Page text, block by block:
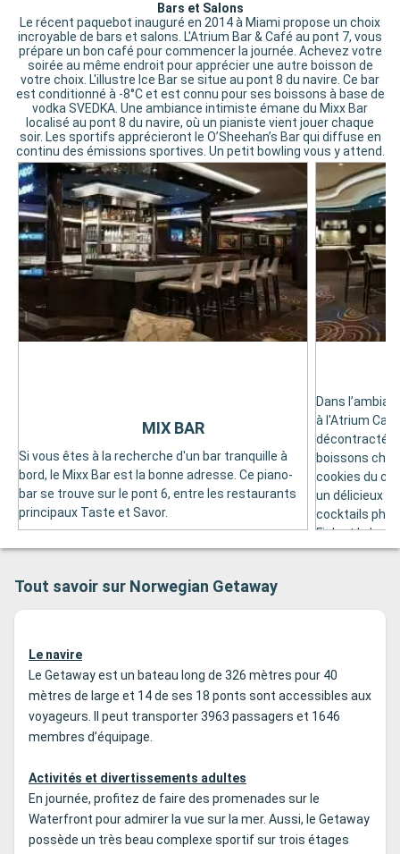
Bars et Salons
Le récent paquebot inauguré en 2014 à Miami propose un choix
incroyable de bars et salons. L'Atrium Bar & Café au pont 7, vous
prépare un bon café pour commencer la journée. Achevez votre
soirée au même endroit pour apprécier une autre boisson de
votre choix. L'illustre Ice Bar se situe au pont 8 du navire. Ce bar
est conditionné à -8°C et est connu pour ses boissons à base de
vodka SVEDKA. Une ambiance intimiste émane du Mixx Bar
localisé au pont 8 du navire, où un pianiste vient jouer chaque
soir. Les sportifs apprécieront le O’Sheehan’s Bar qui diffuse en
continu des émissions sportives. Un petit bowling vous y attend.
Si vous êtes à la recherche d'un bar tranquille à
bord, le Mixx Bar est la bonne adresse. Ce piano-
bar se trouve sur le pont 6, entre les restaurants
principaux Taste et Savor.
MIX BAR
Dans
à l'Atrium
décontracté
boissons
cookies du
un délicieux
cocktails
Fish et le
Tout savoir sur Norwegian Getaway
Le navire
Le Getaway est un bateau long de 326 mètres pour 40
mètres de large et 14 de ses 18 ponts sont accessibles aux
voyageurs. Il peut transporter 3963 passagers et 1646
membres d’équipage.
Activités et divertissements adultes
En journée, profitez de faire des promenades sur le
Waterfront pour admirer la vue sur la mer. Aussi, le Getaway
possède un très beau complexe sportif sur trois étages